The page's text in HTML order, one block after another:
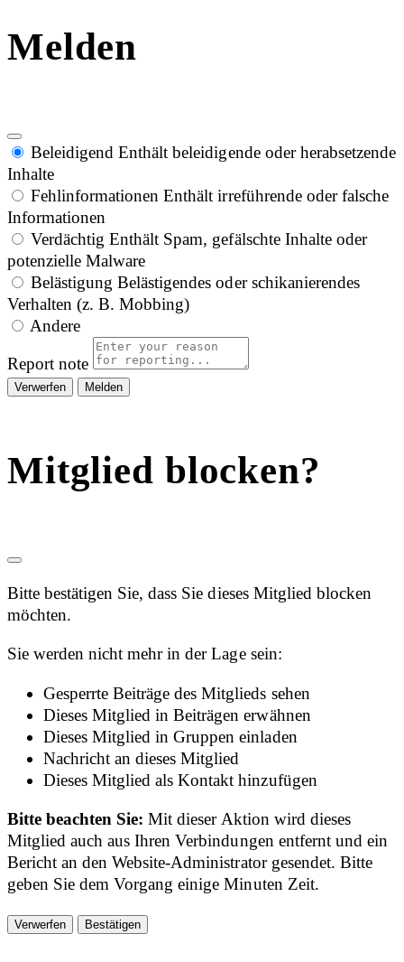
Melden
Beleidigend Enthält beleidigende oder herabsetzende
Inhalte
Fehlinformationen Enthält irreführende oder falsche
Informationen
Verdächtig Enthält Spam, gefälschte Inhalte oder
potenzielle Malware
Belästigung Belästigendes oder schikanierendes
Verhalten (z. B. Mobbing)
Andere
Report note
Melden
Mitglied blocken?
Bitte bestätigen Sie, dass Sie dieses Mitglied blocken
möchten.
Sie werden nicht mehr in der Lage sein:
Gesperrte Beiträge des Mitglieds sehen
Dieses Mitglied in Beiträgen erwähnen
Dieses Mitglied in Gruppen einladen
Nachricht an dieses Mitglied
Dieses Mitglied als Kontakt hinzufügen
Bitte beachten Sie:Mit dieser Aktion wird dieses
Mitglied auch aus Ihren Verbindungen entfernt und ein
Bericht an den Website-Administrator gesendet. Bitte
geben Sie dem Vorgang einige Minuten Zeit.
Bestätigen